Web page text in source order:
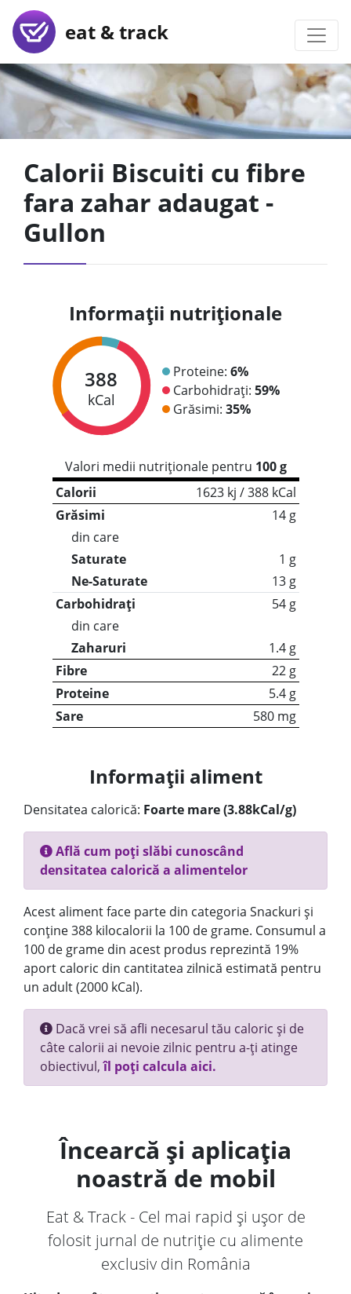
eat & track
Calorii Biscuiti cu fibre
fara zahar adaugat -
Gullon
Informații nutriționale
388
kCal
Proteine: 6%
Carbohidrați: 59%
Grăsimi: 35%
Valori medii nutriționale pentru 100 g
Calorii
1623 kj / 388 kCal
Grăsimi
14 g
din care
Saturate
1 g
Ne-Saturate
13 g
Carbohidrați
54 g
din care
Zaharuri
1.4 g
Fibre
22 g
Proteine
5.4 g
Sare
580 mg
Informații aliment
Densitatea calorică: Foarte mare (3.88kCal/g)
Află cum poți slăbi cunoscând
densitatea calorică a alimentelor
Acest aliment face parte din categoria Snackuri și
conține 388 kilocalorii la 100 de grame. Consumul a
100 de grame din acest produs reprezintă 19%
aport caloric din cantitatea zilnică estimată pentru
un adult (2000 kCal).
Dacă vrei să afli necesarul tău caloric și de
câte calorii ai nevoie zilnic pentru a-ți atinge
obiectivul,îl poți calcula aici.
Încearcă și aplicația
noastră de mobil
Eat & Track - Cel mai rapid și ușor de
folosit jurnal de nutriție cu alimente
exclusiv din România